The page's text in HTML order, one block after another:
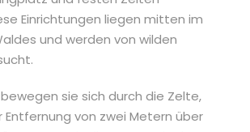
Einrichtungen liegen mitten im
und werden von wilden
sie sich durch die Zelte,
Entfernung von zwei Metern über